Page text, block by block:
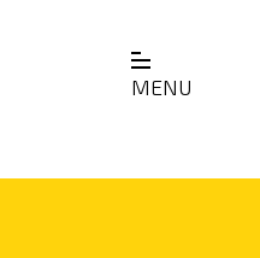
MENU